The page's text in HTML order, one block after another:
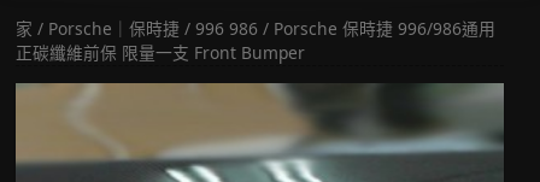
家 / Porsche｜保時捷/ 996 986 / Porsche 保時捷 996/986通用
正碳纖維前保 限量一支 Front Bumper